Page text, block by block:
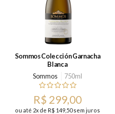
Sommos Colección Garnacha
Blanca
Sommos
750ml
R$ 299,00
ou até 2x de R$ 149,50 sem juros